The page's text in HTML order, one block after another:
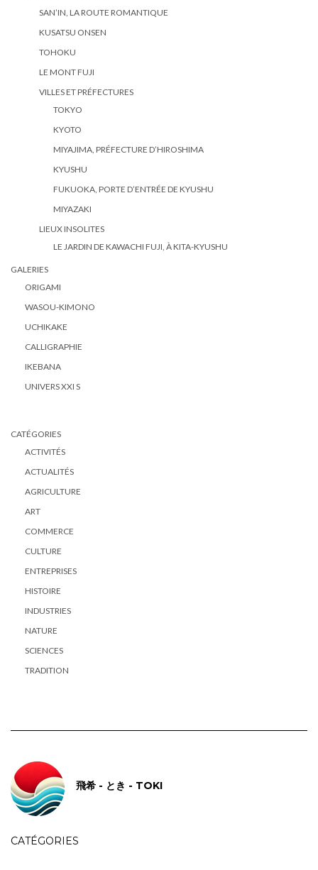
SAN’IN, LA ROUTE ROMANTIQUE
KUSATSU ONSEN
TOHOKU
LE MONT FUJI
VILLES ET PRÉFECTURES
TOKYO
KYOTO
MIYAJIMA, PRÉFECTURE D’HIROSHIMA
KYUSHU
FUKUOKA, PORTE D’ENTRÉE DE KYUSHU
MIYAZAKI
LIEUX INSOLITES
LE JARDIN DE KAWACHI FUJI, À KITA-KYUSHU
GALERIES
ORIGAMI
WASOU-KIMONO
UCHIKAKE
CALLIGRAPHIE
IKEBANA
UNIVERS XXI S
CATÉGORIES
ACTIVITÉS
ACTUALITÉS
AGRICULTURE
ART
COMMERCE
CULTURE
ENTREPRISES
HISTOIRE
INDUSTRIES
NATURE
SCIENCES
TRADITION
飛希 - とき - TOKI
CATÉGORIES